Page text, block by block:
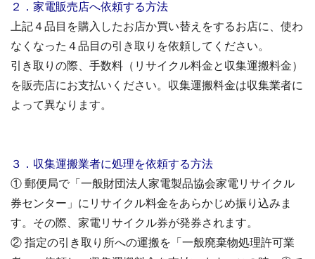
２．家電販売店へ依頼する方法
上記４品目を購入したお店か買い替えをするお店に、使わ
なくなった４品目の引き取りを依頼してください。
引き取りの際、手数料（リサイクル料金と収集運搬料金）
を販売店にお支払いください。収集運搬料金は収集業者に
よって異なります。
３．収集運搬業者に処理を依頼する方法
① 郵便局で「一般財団法人家電製品協会家電リサイクル
券センター」にリサイクル料金をあらかじめ振り込みま
す。その際、家電リサイクル券が発券されます。
② 指定の引き取り所への運搬を「一般廃棄物処理許可業